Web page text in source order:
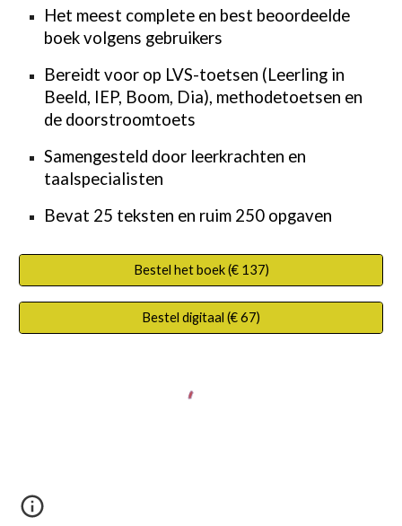
Het meest complete en best beoordeelde
boek volgens gebruikers
Bereidt voor op LVS-toetsen (Leerling in
Beeld, IEP, Boom, Dia), methodetoetsen en
de doorstroomtoets
Samengesteld door leerkrachten en
taalspecialisten
Bevat 25 teksten en ruim 250 opgaven
Bestel het boek (€ 137)
Bestel digitaal (€ 67)
www.begrijpendlezengroep5.nl
www.begrijpendlezengroep7.nl